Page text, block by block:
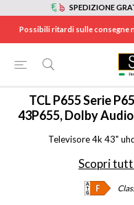
SPEDIZIONE
Possibili ritardi sulle consegne
HOME TV E HOME
TCLP655 Serie
43P655, Dolby
Televisore 4k 43"
Scopri